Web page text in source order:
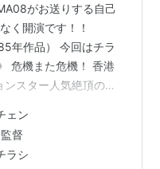
がお送りする自己
く開演です！！
年作品） 今回はチラ
危機また危機！ 香港
スター人気絶頂のジ
スターミネーター】
ハウス。２つの巨大
テクター】はあらゆ
ェン
督
ラシ